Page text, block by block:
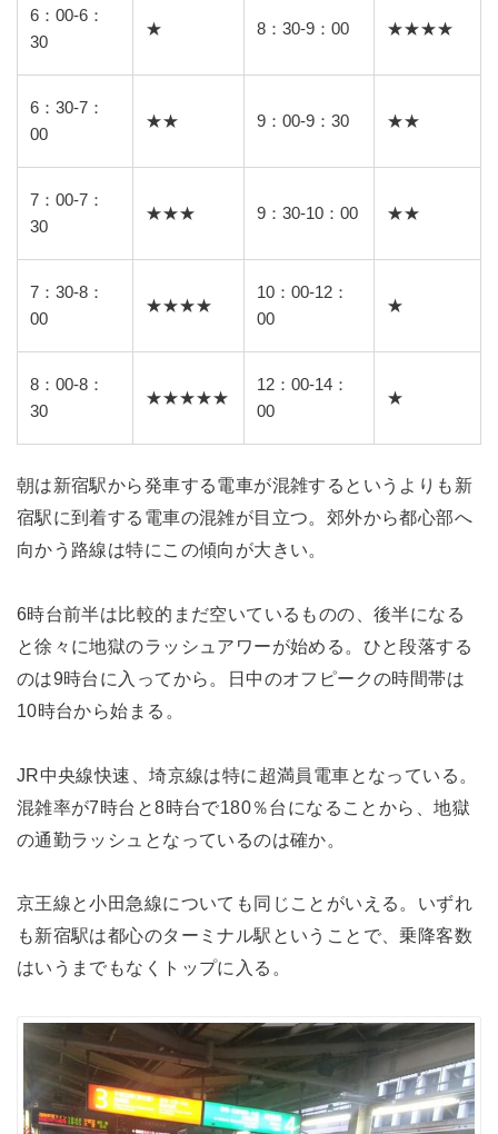
6：00-6：
30
★ 8：30-9：00 ★★★★
6：30-7：
00
★★ 9：00-9：30 ★★
7：00-7：
30
★★★ 9：30-10：00 ★★
7：30-8：
00
★★★★
10：00-12：
00
★
8：00-8：
30
★★★★★
12：00-14：
00
★
朝は新宿駅から発車する電車が混雑するというよりも新
宿駅に到着する電車の混雑が目立つ。郊外から都心部へ
向かう路線は特にこの傾向が大きい。
6時台前半は比較的まだ空いているものの、後半になる
と徐々に地獄のラッシュアワーが始める。ひと段落する
のは9時台に入ってから。日中のオフピークの時間帯は
10時台から始まる。
JR中央線快速、埼京線は特に超満員電車となっている。
混雑率が7時台と8時台で180％台になることから、地獄
の通勤ラッシュとなっているのは確か。
京王線と小田急線についても同じことがいえる。いずれ
も新宿駅は都心のターミナル駅ということで、乗降客数
はいうまでもなくトップに入る。